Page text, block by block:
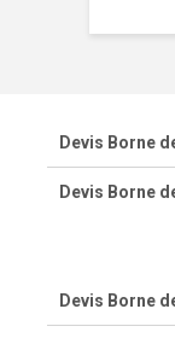
Devis Borne
Devis Borne
Devis Borne